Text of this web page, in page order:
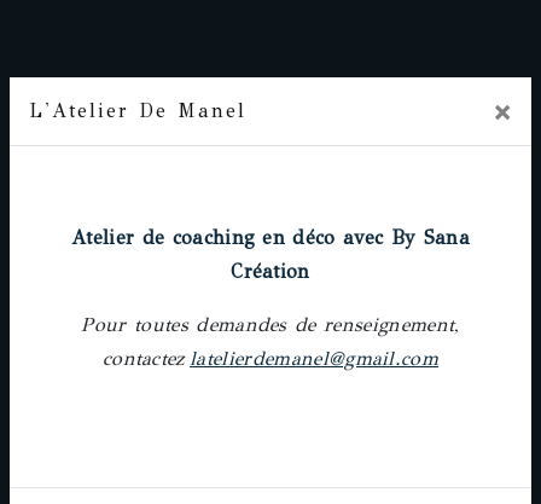
L'Atelier De Manel ×
Atelier de coaching en déco avec By Sana
Création
Pour toutes demandes de renseignement,
contactezlatelierdemanel@gmail.com
18 rue Pierre-Paul Riquet, 31000 Toulouse
05 61 62 64 25